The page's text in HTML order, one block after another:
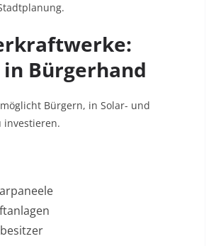
in Bürgerhand
Bürgern, in Solar- und
investieren.